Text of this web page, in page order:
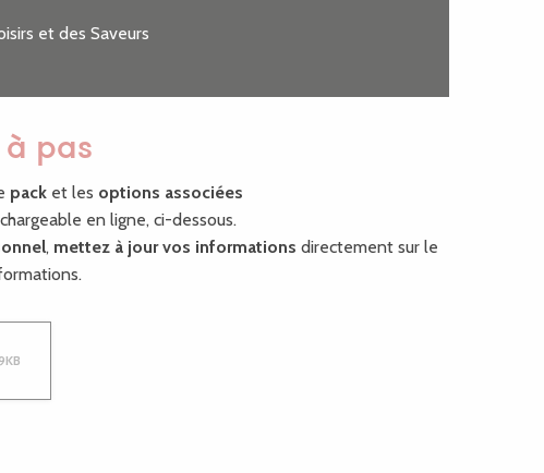
et des Saveurs
à pas
pack et les options associées
en ligne, ci-dessous.
, mettez à jour vos informations directement sur le